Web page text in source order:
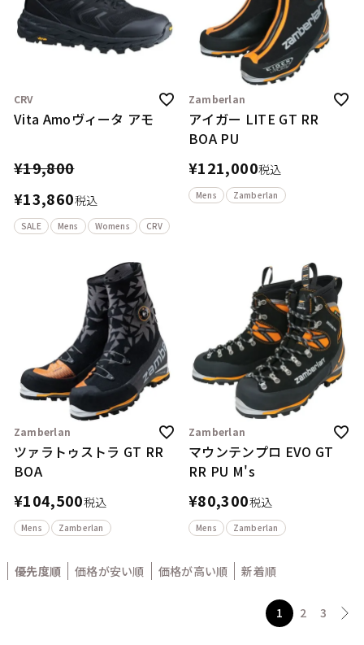
CRV
Vita Amoヴィータ アモ
¥19,800
¥13,860税込
SALE Mens Womens CRV
Zamberlan
アイガー LITE GT RR
BOA PU
¥121,000税込
Mens Zamberlan
Zamberlan
ツァラトゥストラ GT RR
BOA
¥104,500税込
Mens Zamberlan
Zamberlan
マウンテンプロ EVO GT
RR PU M's
¥80,300税込
Mens Zamberlan
優先度順 価格が安い順 価格が高い順 新着順
1 2 3